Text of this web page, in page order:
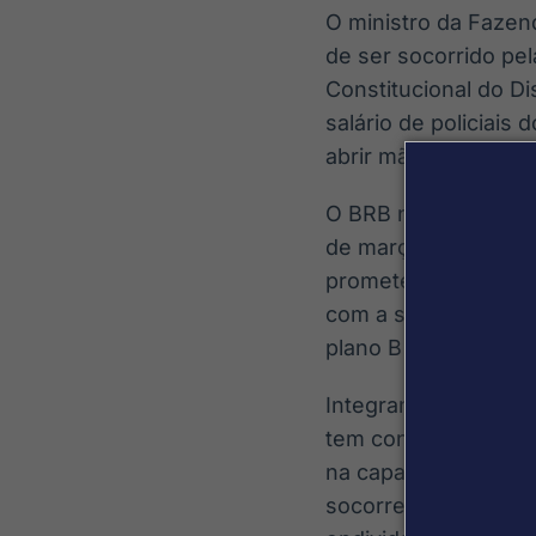
O ministro da
de ser socorrido
Constitucional do
salário de policiais
abrir mão dessa
O BRB não
de março, e foi
prometeram ao
com a solução
plano B é usar uma
Integrantes do
tem condições de
na capacidade de
socorreu Estados